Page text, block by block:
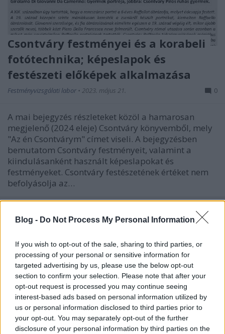
Blog - Do Not Process My Personal Information
If you wish to opt-out of the sale, sharing to third parties, or
processing of your personal or sensitive information for
targeted advertising by us, please use the below opt-out
section to confirm your selection. Please note that after your
opt-out request is processed you may continue seeing
interest-based ads based on personal information utilized by
us or personal information disclosed to third parties prior to
your opt-out. You may separately opt-out of the further
disclosure of your personal information by third parties on the
Csontváry festményei és a korabeli
fotótechnika; képeslapok és
festészeti előképek alkalmazása
Festményvizsgálati labor • 2023. május 21. 0
A mai bejegyzés részleteket közöl a hamarosan
megjelenő (2024 eleje) Csontváry könyvemből, mely
"Az én Csontvárym" címet viseli. A bejegyzésben
bemutatom Csontváry festményeit, valamint a
kiindulásanként használt képeslapokat és
festményeket. Csontváry festészetének értéket nem
befolyásolja az…